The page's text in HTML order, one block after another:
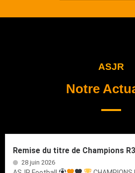
ASJR
Notre
Remise du titre de Champions R3
28 juin 2026